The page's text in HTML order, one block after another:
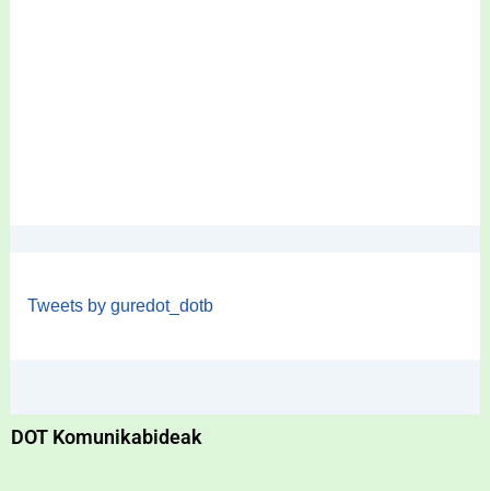
Tweets by guredot_dotb
DOT Komunikabideak